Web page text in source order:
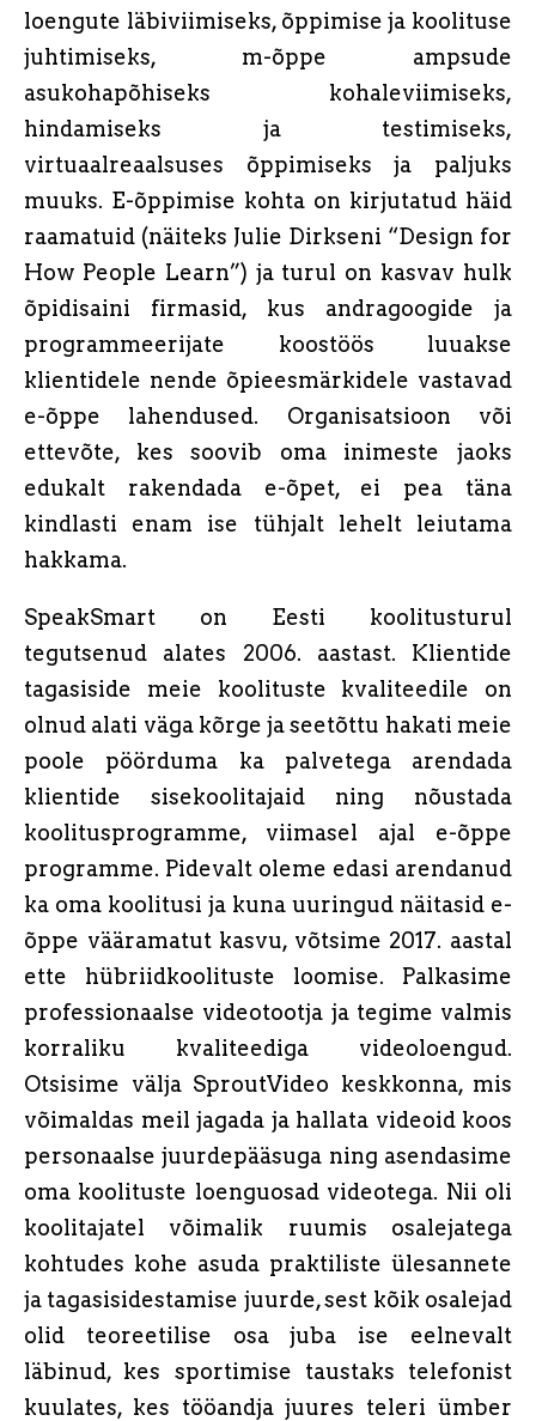
loengute läbiviimiseks, õppimise ja koolituse
juhtimiseks, m-õppe ampsude
asukohapõhiseks kohaleviimiseks,
hindamiseks ja testimiseks,
virtuaalreaalsuses õppimiseks ja paljuks
muuks. E-õppimise kohta on kirjutatud häid
raamatuid (näiteks Julie Dirkseni “Design for
How People Learn”) ja turul on kasvav hulk
õpidisaini firmasid, kus andragoogide ja
programmeerijate koostöös luuakse
klientidele nende õpieesmärkidele vastavad
e-õppe lahendused. Organisatsioon või
ettevõte, kes soovib oma inimeste jaoks
edukalt rakendada e-õpet, ei pea täna
kindlasti enam ise tühjalt lehelt leiutama
hakkama.
SpeakSmart on Eesti koolitusturul
tegutsenud alates 2006. aastast. Klientide
tagasiside meie koolituste kvaliteedile on
olnud alati väga kõrge ja seetõttu hakati meie
poole pöörduma ka palvetega arendada
klientide sisekoolitajaid ning nõustada
koolitusprogramme, viimasel ajal e-õppe
programme. Pidevalt oleme edasi arendanud
ka oma koolitusi ja kuna uuringud näitasid e-
õppe vääramatut kasvu, võtsime 2017. aastal
ette hübriidkoolituste loomise. Palkasime
professionaalse videotootja ja tegime valmis
korraliku kvaliteediga videoloengud.
Otsisime välja SproutVideo keskkonna, mis
võimaldas meil jagada ja hallata videoid koos
personaalse juurdepääsuga ning asendasime
oma koolituste loenguosad videotega. Nii oli
koolitajatel võimalik ruumis osalejatega
kohtudes kohe asuda praktiliste ülesannete
ja tagasisidestamise juurde, sest kõik osalejad
olid teoreetilise osa juba ise eelnevalt
läbinud, kes sportimise taustaks telefonist
kuulates, kes tööandja juures teleri ümber